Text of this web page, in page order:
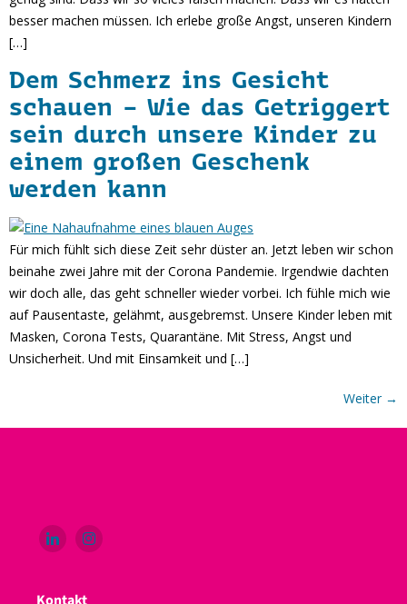
besser machen müssen. Ich erlebe große Angst, unseren Kindern
[…]
Dem Schmerz ins Gesicht
schauen – Wie das Getriggert
sein durch unsere Kinder zu
einem großen Geschenk
werden kann
Für mich fühlt sich diese Zeit sehr düster an. Jetzt leben wir schon
beinahe zwei Jahre mit der Corona Pandemie. Irgendwie dachten
wir doch alle, das geht schneller wieder vorbei. Ich fühle mich wie
auf Pausentaste, gelähmt, ausgebremst. Unsere Kinder leben mit
Masken, Corona Tests, Quarantäne. Mit Stress, Angst und
Unsicherheit. Und mit Einsamkeit und […]
Weiter →